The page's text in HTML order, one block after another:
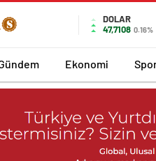
DOLAR
47,7108 0.16%
Ekonomi